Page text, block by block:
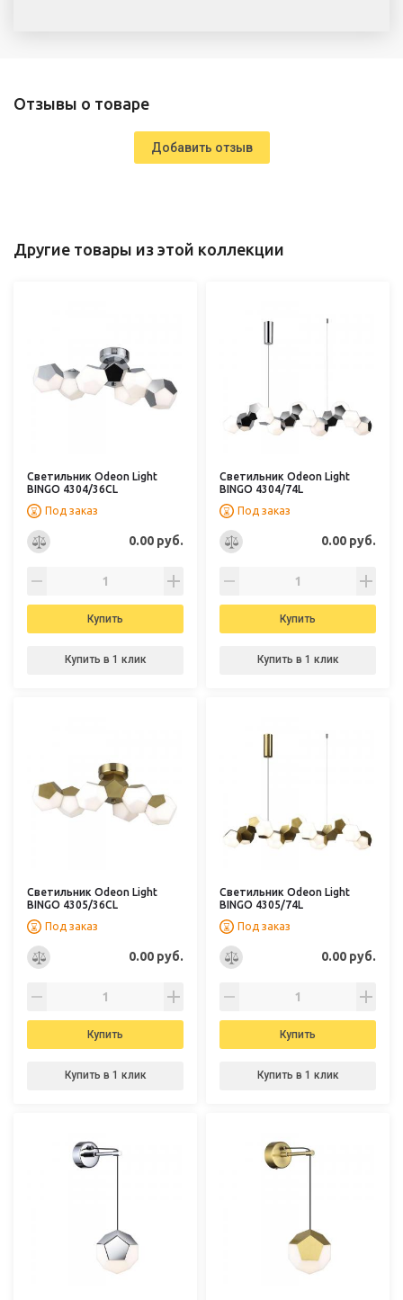
Отзывы о товаре
Добавить отзыв
Другие товары из этой коллекции
Светильник Odeon Light
BINGO 4304/36CL
Под заказ
0.00 руб.
Купить
Купить в 1 клик
Светильник Odeon Light
BINGO 4304/74L
Под заказ
0.00 руб.
Купить
Купить в 1 клик
Светильник Odeon Light
BINGO 4305/36CL
Под заказ
0.00 руб.
Купить
Купить в 1 клик
Светильник Odeon Light
BINGO 4305/74L
Под заказ
0.00 руб.
Купить
Купить в 1 клик